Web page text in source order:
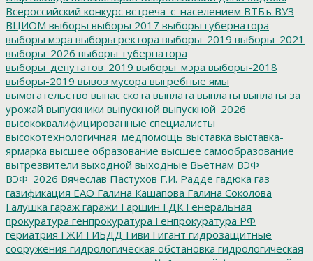
Всероссийский конкурс встреча_с_населением ВТБъ ВУЗ
ВЦИОМ выборы выборы 2017 выборы губернатора
выборы мэра выборы ректора выборы_2019 выборы_2021
выборы_2026 выборы_губернатора
выборы_депутатов_2019 выборы_мэра выборы-2018
выборы-2019 вывоз мусора выгребные ямы
вымогательство выпас скота выплата выплаты выплаты за
урожай выпускники выпускной выпускной_2026
высококвалифицированные специалисты
высокотехнологичная_медпомощь выставка выставка-
ярмарка высшее образование высшее самообразование
вытрезвители выходной выходные Вьетнам ВЭФ
ВЭФ_2026 Вячеслав Пастухов Г.И. Радде гадюка газ
газификация ЕАО Галина Кашапова Галина Соколова
Галушка гараж гаражи Гаршин ГДК Генеральная
прокуратура генпрокуратура Генпрокуратура РФ
гериатрия ГЖИ ГИБДД Гиви Гигант гидрозащитные
сооружения гидрологическая обстановка гидрологическая